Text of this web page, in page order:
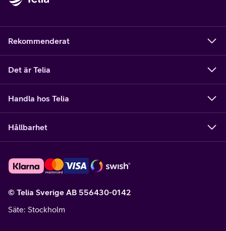
Rekommenderat
Det är Telia
Handla hos Telia
Hållbarhet
© Telia Sverige AB 556430-0142
Säte: Stockholm